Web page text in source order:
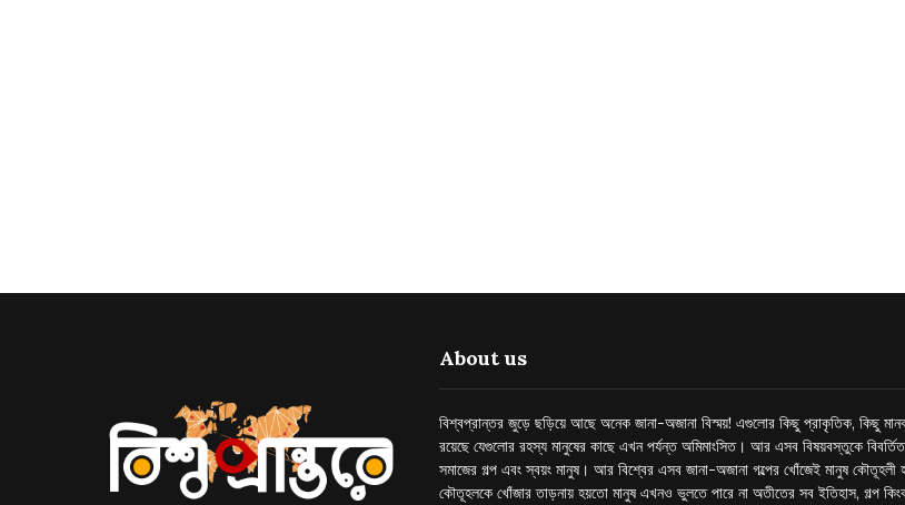
About us
বিশ্বপ্রান্তর জুড়ে ছড়িয়ে আছে অনেক জানা-অজানা বিস্ময়! এগুলোর কিছু প্রাকৃতিক, কিছু
রয়েছে যেগুলোর রহস্য মানুষের কাছে এখন পর্যন্ত অমিমাংসিত। আর এসব বিষয়বস্তুকে
সমাজের গল্প এবং স্বয়ং মানুষ। আর বিশ্বের এসব জানা-অজানা গল্পের খোঁজেই মানুষ
কৌতূহলকে খোঁজার তাড়নায় হয়তো মানুষ এখনও ভুলতে পারে না অতীতের সব ইতিহাস, গল্প